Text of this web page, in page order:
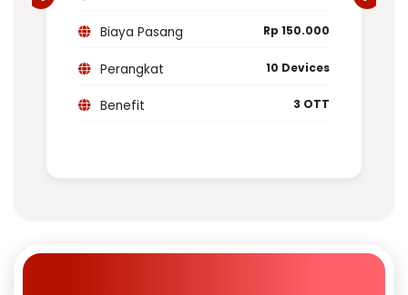
Biaya Pasang Rp 150.000
Perangkat 10 Devices
Benefit 3 OTT